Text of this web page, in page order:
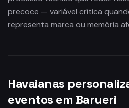
precoce — variável crítica
representa marca ou memória
Havaianas
eventos em Barueri